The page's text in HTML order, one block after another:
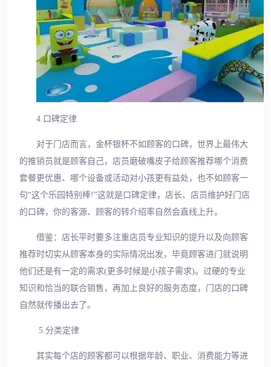
4.口碑定律
对于门店而言，金杯银杯不如顾客的口碑，世界上最伟大
的推销员就是顾客自己，店员磨破嘴皮子给顾客推荐哪个消费
套餐更优惠、哪个设备或活动对小孩更有益处，也不如顾客一
句“这个乐园特别棒!”这就是口碑定律，店长、店员维护好门店
的口碑，你的客源、顾客的转介绍率自然会直线上升。
借鉴：店长平时要多注重店员专业知识的提升以及向顾客
推荐时切实从顾客本身的实际情况出发，毕竟顾客进门就说明
他们还是有一定的需求(更多时候是小孩子需求)。过硬的专业
知识和恰当的联合销售，再加上良好的服务态度，门店的口碑
自然就传播出去了。
5.分类定律
其实每个店的顾客都可以根据年龄、职业、消费能力等进